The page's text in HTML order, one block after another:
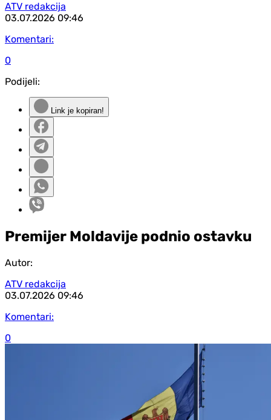
ATV redakcija
03.07.2026 09:46
Komentari:
0
Podijeli:
Link je kopiran!
Premijer Moldavije podnio ostavku
Autor:
ATV redakcija
03.07.2026 09:46
Komentari:
0